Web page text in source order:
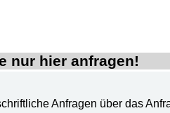
nur hier anfragen!
Anfragen über das